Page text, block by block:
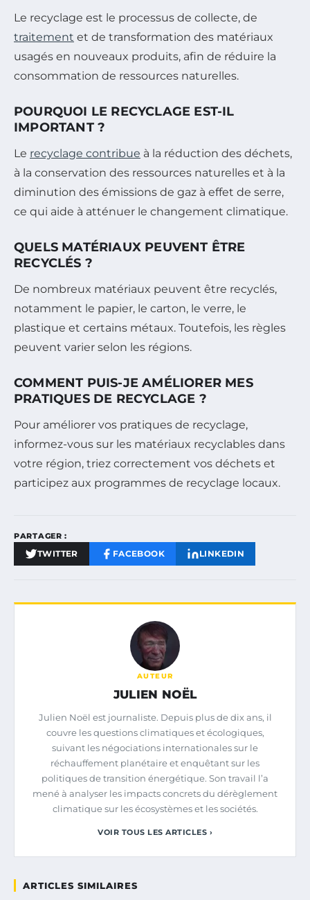
Le recyclage est le processus de collecte, de
traitement et de transformation des matériaux
usagés en nouveaux produits, afin de réduire la
consommation de ressources naturelles.
POURQUOI LE RECYCLAGE EST-IL
IMPORTANT ?
Le recyclage contribue à la réduction des déchets,
à la conservation des ressources naturelles et à la
diminution des émissions de gaz à effet de serre,
ce qui aide à atténuer le changement climatique.
QUELS MATÉRIAUX PEUVENT ÊTRE
RECYCLÉS ?
De nombreux matériaux peuvent être recyclés,
notamment le papier, le carton, le verre, le
plastique et certains métaux. Toutefois, les règles
peuvent varier selon les régions.
COMMENT PUIS-JE AMÉLIORER MES
PRATIQUES DE RECYCLAGE ?
Pour améliorer vos pratiques de recyclage,
informez-vous sur les matériaux recyclables dans
votre région, triez correctement vos déchets et
participez aux programmes de recyclage locaux.
PARTAGER :
TWITTER FACEBOOK LINKEDIN
AUTEUR
JULIEN NOËL
Julien Noël est journaliste. Depuis plus de dix ans, il
couvre les questions climatiques et écologiques,
suivant les négociations internationales sur le
réchauffement planétaire et enquêtant sur les
politiques de transition énergétique. Son travail l’a
mené à analyser les impacts concrets du dérèglement
climatique sur les écosystèmes et les sociétés.
VOIR TOUS LES ARTICLES ›
ARTICLES SIMILAIRES